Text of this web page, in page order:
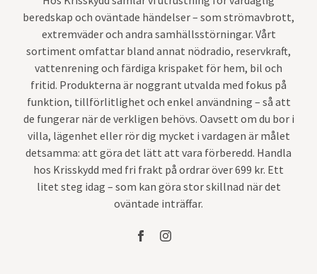
beredskap och oväntade händelser – som strömavbrott,
extremväder och andra samhällsstörningar. Vårt
sortiment omfattar bland annat nödradio, reservkraft,
vattenrening och färdiga krispaket för hem, bil och
fritid. Produkterna är noggrant utvalda med fokus på
funktion, tillförlitlighet och enkel användning – så att
de fungerar när de verkligen behövs. Oavsett om du bor i
villa, lägenhet eller rör dig mycket i vardagen är målet
detsamma: att göra det lätt att vara förberedd. Handla
hos Krisskydd med fri frakt på ordrar över 699 kr. Ett
litet steg idag – som kan göra stor skillnad när det
oväntade inträffar.